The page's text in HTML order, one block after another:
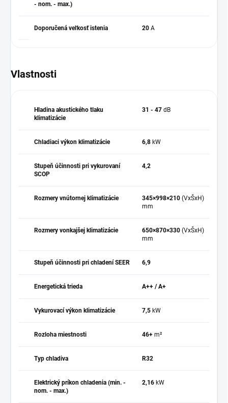
- nom. - max.)
Doporučená veľkosť istenia 20 A
Vlastnosti
Hladina akustického tlaku
klimatizácie
31 - 47 dB
Chladiaci výkon klimatizácie 6,8 kW
Stupeň účinnosti pri vykurovaní
SCOP
4,2
Rozmery vnútornej klimatizácie 345×998×210 (VxŠxH)
mm
Rozmery vonkajšej klimatizácie 650×870×330 (VxŠxH)
mm
Stupeň účinnosti pri chladení SEER 6,9
Energetická trieda A++ / A+
Vykurovací výkon klimatizácie 7,5 kW
Rozloha miestnosti 46+ m²
Typ chladiva R32
Elektrický príkon chladenia (min. -
nom. - max.)
2,16 kW